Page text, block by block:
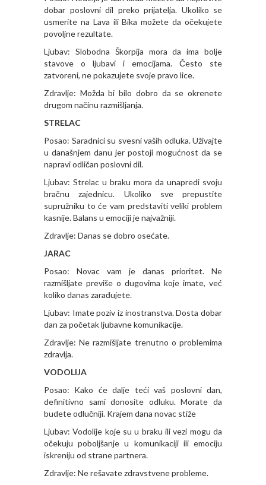
dobar poslovni dil preko prijatelja. Ukoliko se
usmerite na Lava ili Bika možete da očekujete
povoljne rezultate.
Ljubav: Slobodna Škorpija mora da ima bolje
stavove o ljubavi i emocijama. Često ste
zatvoreni, ne pokazujete svoje pravo lice.
Zdravlje: Možda bi bilo dobro da se okrenete
drugom načinu razmišljanja.
STRELAC
Posao: Saradnici su svesni vaših odluka. Uživajte
u današnjem danu jer postoji mogućnost da se
napravi odličan poslovni dil.
Ljubav: Strelac u braku mora da unapredi svoju
bračnu zajednicu. Ukoliko sve prepustite
supružniku to će vam predstaviti veliki problem
kasnije. Balans u emociji je najvažniji.
Zdravlje: Danas se dobro osećate.
JARAC
Posao: Novac vam je danas prioritet. Ne
razmišljate previše o dugovima koje imate, već
koliko danas zarađujete.
Ljubav: Imate poziv iz inostranstva. Dosta dobar
dan za početak ljubavne komunikacije.
Zdravlje: Ne razmišljate trenutno o problemima
zdravlja.
VODOLIJA
Posao: Kako će dalje teći vaš poslovni dan,
definitivno sami donosite odluku. Morate da
budete odlučniji. Krajem dana novac stiže
Ljubav: Vodolije koje su u braku ili vezi mogu da
očekuju poboljšanje u komunikaciji ili emociju
iskreniju od strane partnera.
Zdravlje: Ne rešavate zdravstvene probleme.